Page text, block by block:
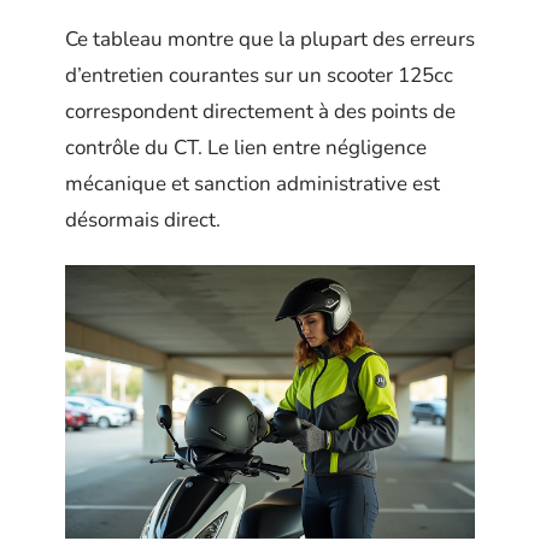
Ce tableau montre que la plupart des erreurs
d’entretien courantes sur un scooter 125cc
correspondent directement à des points de
contrôle du CT. Le lien entre négligence
mécanique et sanction administrative est
désormais direct.